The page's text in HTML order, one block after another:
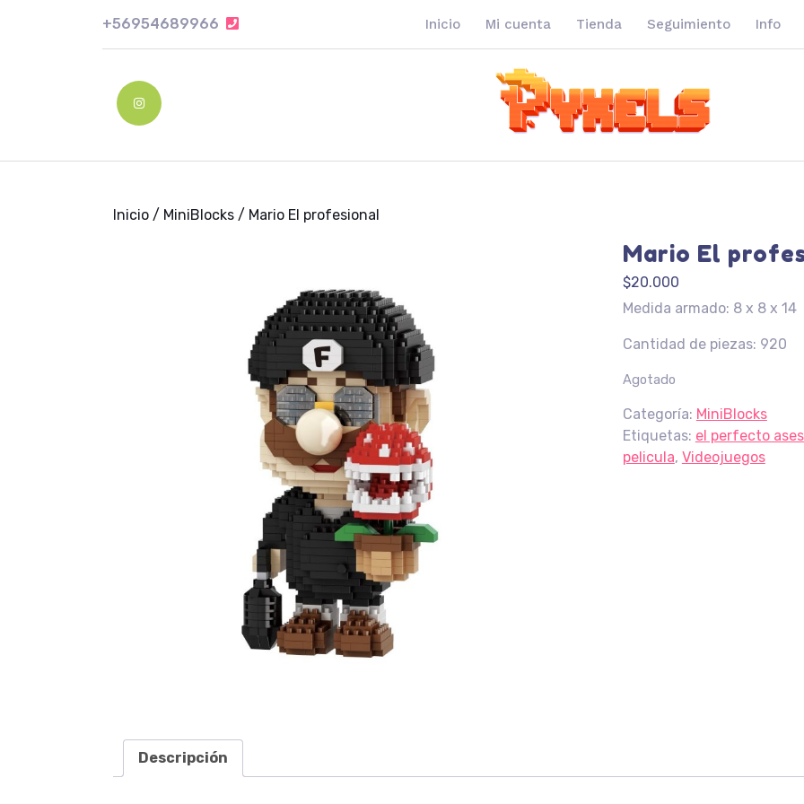
+56954689966 +56954689966 Inicio Mi cuenta Tienda Seguimiento Info
Instagram
Inicio / MiniBlocks / Mario El profesional
Mario El
$20.000
Medida armado: 8 x 8 x 14
Cantidad de piezas: 920
Agotado
Categoría: MiniBlocks
Etiquetas: el perfecto
pelicula, Videojuegos
Descripción